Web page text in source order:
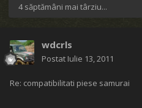
4 săptămâni mai târziu...
wdcrls
Postat Iulie 13, 2011
Re: compatibilitati piese samurai